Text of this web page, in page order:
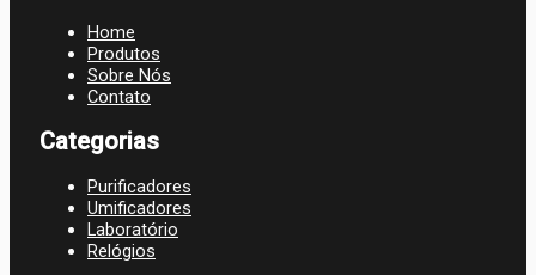
Home
Produtos
Sobre Nós
Contato
Categorias
Purificadores
Umificadores
Laboratório
Relógios